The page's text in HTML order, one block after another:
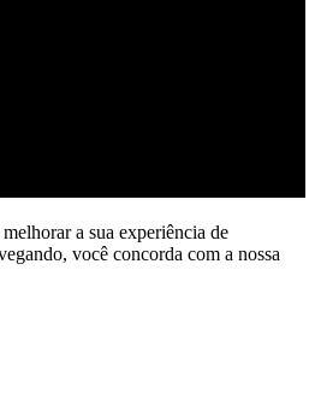
a sua experiência de
você concorda com a nossa